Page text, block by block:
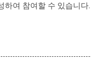
여 참여할 수 있습니다.